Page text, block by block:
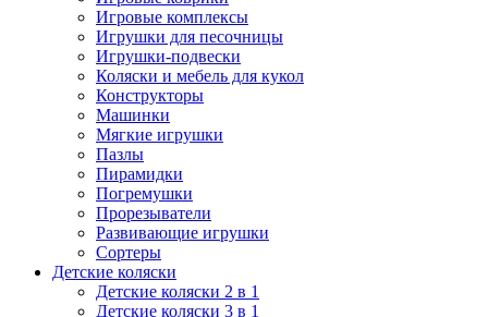
Игровые комплексы
Игрушки для песочницы
Игрушки-подвески
Коляски и мебель для кукол
Конструкторы
Машинки
Мягкие игрушки
Пазлы
Пирамидки
Погремушки
Прорезыватели
Развивающие игрушки
Сортеры
Детские коляски
Детские коляски 2 в 1
Детские коляски 3 в 1